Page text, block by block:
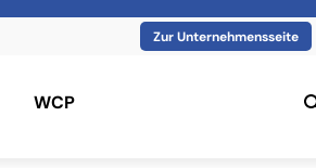
Zur Unternehmensseite
WCP